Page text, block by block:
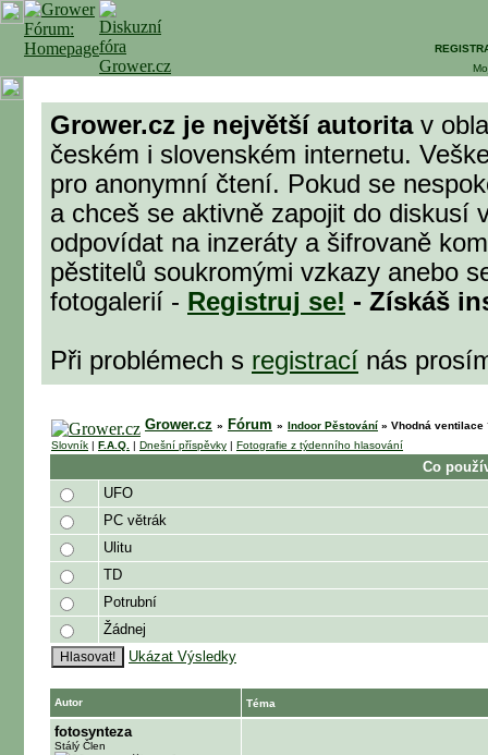
Grower.cz je největší autoritav
českém i slovenském internetu.
pro anonymní čtení. Pokud se
a chceš se aktivně zapojit do diskusí
odpovídat na inzeráty a šifrovaně
pěstitelů soukromými vzkazy anebo
fotogalerií - Registruj se! - Získáš
Při problémech s registrací nás
Grower.cz » Fórum » Indoor Pěstování » Vhodná ventilace
Slovník | F.A.Q. | Dnešní příspěvky | Fotografie z týdenního hlasování
Co
UFO
PC větrák
Ulitu
TD
Potrubní
Žádnej
Ukázat Výsledky
Autor Téma
fotosynteza
Stálý Člen